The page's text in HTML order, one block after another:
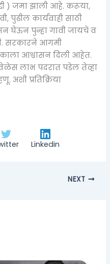
) जमा झाली आहे. करूया,
पुढील कार्यवाही साठी
घेऊन पुन्हा गावी जायचे व
सरकारने आगमी
आश्वासन दिली आहेत.
लाभ पदरात पडेल तेव्हा
अशी प्रतिक्रिया
Linkedin
NEXT